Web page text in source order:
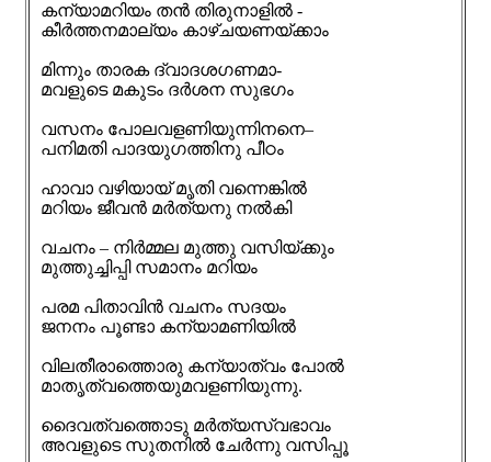
കന്യാമറിയം തൻ തിരുനാളിൽ -
കീർത്തനമാല്യം കാഴ്ചയണയ്ക്കാം
മിന്നും താരക ദ്വാദശഗണമാ-
മവളുടെ മകുടം ദർശന സുഭഗം
വസനം പോലവളണിയുന്നിനനെ–
പനിമതി പാദയുഗത്തിനു പീഠം
ഹാവാ വഴിയായ് മൃതി വന്നെങ്കിൽ
മറിയം ജീവൻ മർത്യനു നൽകി
വചനം – നിർമ്മല മുത്തു വസിയ്ക്കും
മുത്തുച്ചിപ്പി സമാനം മറിയം
പരമ പിതാവിൻ വചനം സദയം
ജനനം പൂണ്ടാ കന്യാമണിയിൽ
വിലതീരാത്തൊരു കന്യാത്വം പോൽ
മാതൃത്വത്തെയുമവളണിയുന്നു.
ദൈവത്വത്തൊടു മർത്യസ്വഭാവം
അവളുടെ സുതനിൽ ചേർന്നു വസിപ്പൂ